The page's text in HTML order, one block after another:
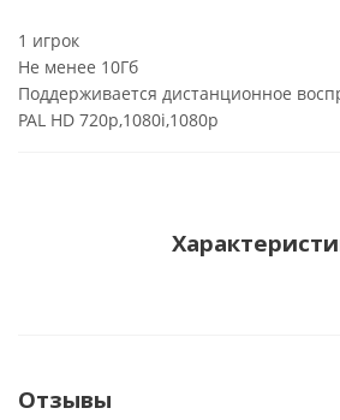
1 игрок
Не менее 10Гб
Поддерживается дистанционное
PAL HD 720p,1080i,1080p
Отзывы